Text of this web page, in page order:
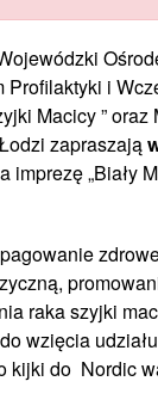
Profilaktyki i
Macicy ” oraz
zapraszają
imprezę „Biały
raka szyjki
wzięcia
kijki do Nordic